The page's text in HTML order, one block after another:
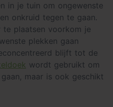
in je tuin om ongewenste
onkruid tegen te gaan.
te plaatsen voorkom je
plekken gaan
blijft tot de
wordt gebruikt om
maar is ook geschikt